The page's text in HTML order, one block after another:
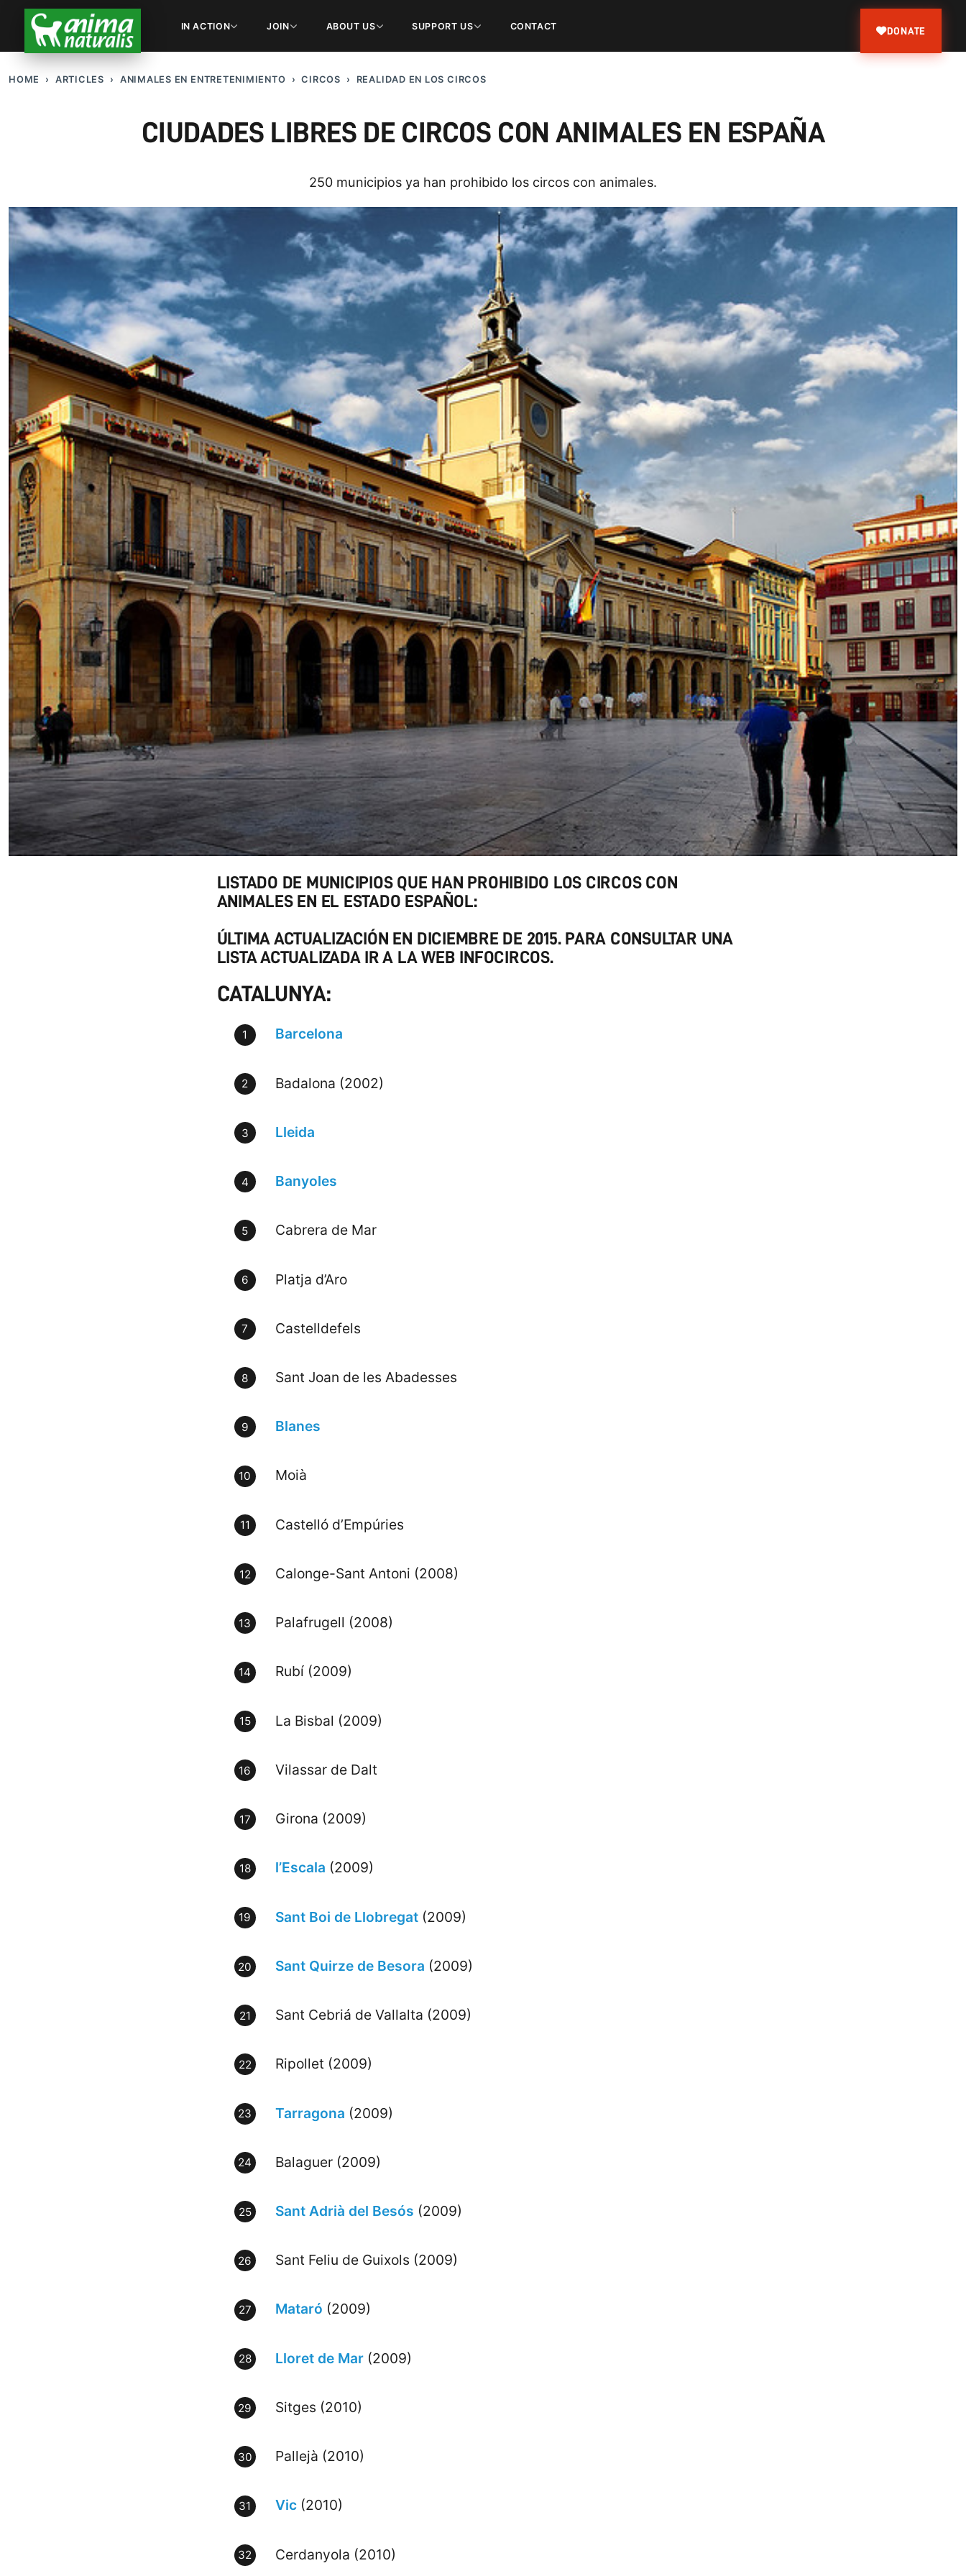
IN ACTION JOIN ABOUT US SUPPORT US CONTACT DONATE
HOME ARTICLES ANIMALES EN ENTRETENIMIENTO CIRCOS REALIDAD EN LOS CIRCOS
CIUDADES LIBRES DE CIRCOS CON ANIMALES EN ESPAÑA
250 municipios ya han prohibido los circos con animales.
LISTADO DE MUNICIPIOS QUE HAN PROHIBIDO LOS CIRCOS CON
ANIMALES EN EL ESTADO ESPAÑOL:
ÚLTIMA ACTUALIZACIÓN EN DICIEMBRE DE 2015. PARA CONSULTAR UNA
LISTA ACTUALIZADA IR A LA WEB INFOCIRCOS.
CATALUNYA:
Barcelona
Badalona (2002)
Lleida
Banyoles
Cabrera de Mar
Platja d’Aro
Castelldefels
Sant Joan de les Abadesses
Blanes
Moià
Castelló d’Empúries
Calonge-Sant Antoni (2008)
Palafrugell (2008)
Rubí (2009)
La Bisbal (2009)
Vilassar de Dalt
Girona (2009)
l’Escala (2009)
Sant Boi de Llobregat (2009)
Sant Quirze de Besora (2009)
Sant Cebriá de Vallalta (2009)
Ripollet (2009)
Tarragona (2009)
Balaguer (2009)
Sant Adrià del Besós (2009)
Sant Feliu de Guixols (2009)
Mataró (2009)
Lloret de Mar (2009)
Sitges (2010)
Pallejà (2010)
Vic (2010)
Cerdanyola (2010)